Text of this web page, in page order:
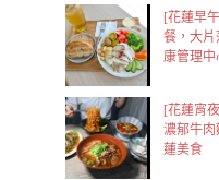
[花蓮早
餐，大
康管理中
[花蓮宵
濃郁牛
蓮美食